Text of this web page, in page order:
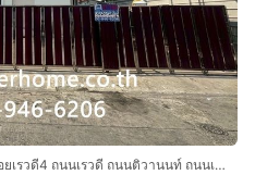
บ้านเดี่ยว 2 ชั้น 51 ตร.ว. บ้านเดี่ยว ซอยเรวดี4 ถนนเรวดี ถนนติวานนท์ ถนนเรวดี เมืองนนทบุรี นนทบุรี